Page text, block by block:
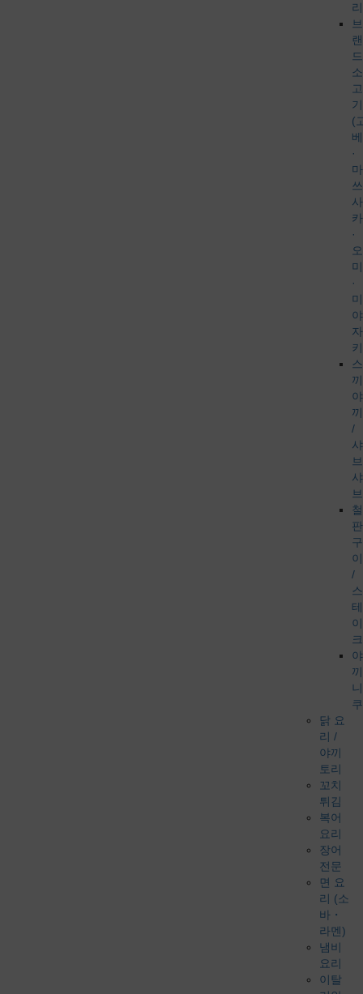
리
브
랜
드
소
고
기
(
베
·
마
쓰
사
카
·
오
미
·
미
야
자
스
끼
야
끼
/
샤
브
샤
브
철
판
구
이
/
스
테
이
크
야
끼
니
쿠
닭 요
리 /
야끼
토리
꼬치
튀김
복어
요리
장어
전문
면 요
리 (소
바・
라멘)
냄비
요리
이탈